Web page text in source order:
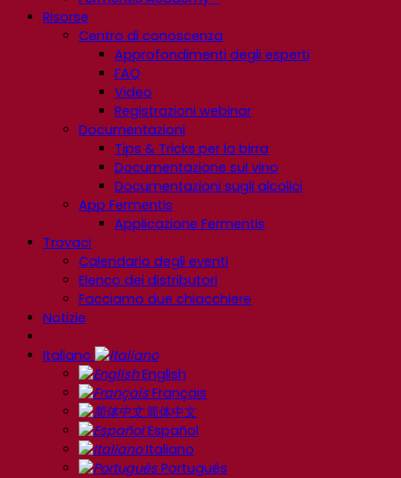
Risorse
Centro di conoscenza
Approfondimenti degli esperti
FAQ
Video
Registrazioni webinar
Documentazioni
Tips & Tricks per la birra
Documentazione sul vino
Documentazioni sugli alcolici
App Fermentis
Applicazione Fermentis
Trovaci
Calendario degli eventi
Elenco dei distributori
Facciamo due chiacchiere
Notizie
Italiano
English
Français
简体中文
Español
Italiano
Português